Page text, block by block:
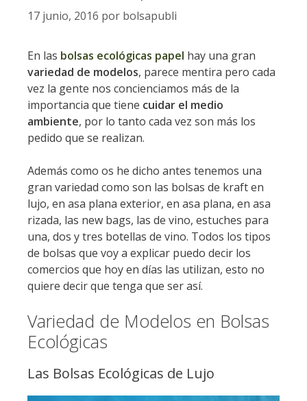
17 junio, 2016 por bolsapubli
En las bolsas ecológicas papel hay una gran
variedad de modelos, parece mentira pero cada
vez la gente nos concienciamos más de la
importancia que tiene cuidar el medio
ambiente, por lo tanto cada vez son más los
pedido que se realizan.
Además como os he dicho antes tenemos una
gran variedad como son las bolsas de kraft en
lujo, en asa plana exterior, en asa plana, en asa
rizada, las new bags, las de vino, estuches para
una, dos y tres botellas de vino. Todos los tipos
de bolsas que voy a explicar puedo decir los
comercios que hoy en días las utilizan, esto no
quiere decir que tenga que ser así.
Variedad de Modelos en Bolsas
Ecológicas
Las Bolsas Ecológicas de Lujo